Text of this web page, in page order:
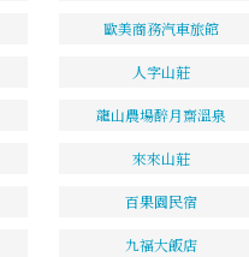
歐美商務汽車旅館
人字山莊
龍山農場醉月齋溫泉
來來山莊
百果園民宿
九福大飯店